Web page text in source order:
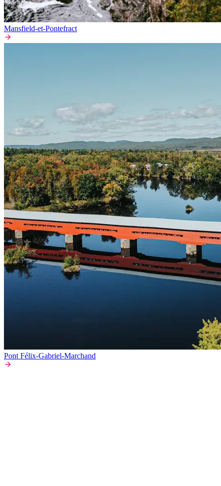
Mansfield-et-Pontefract
Pont Félix-Gabriel-Marchand